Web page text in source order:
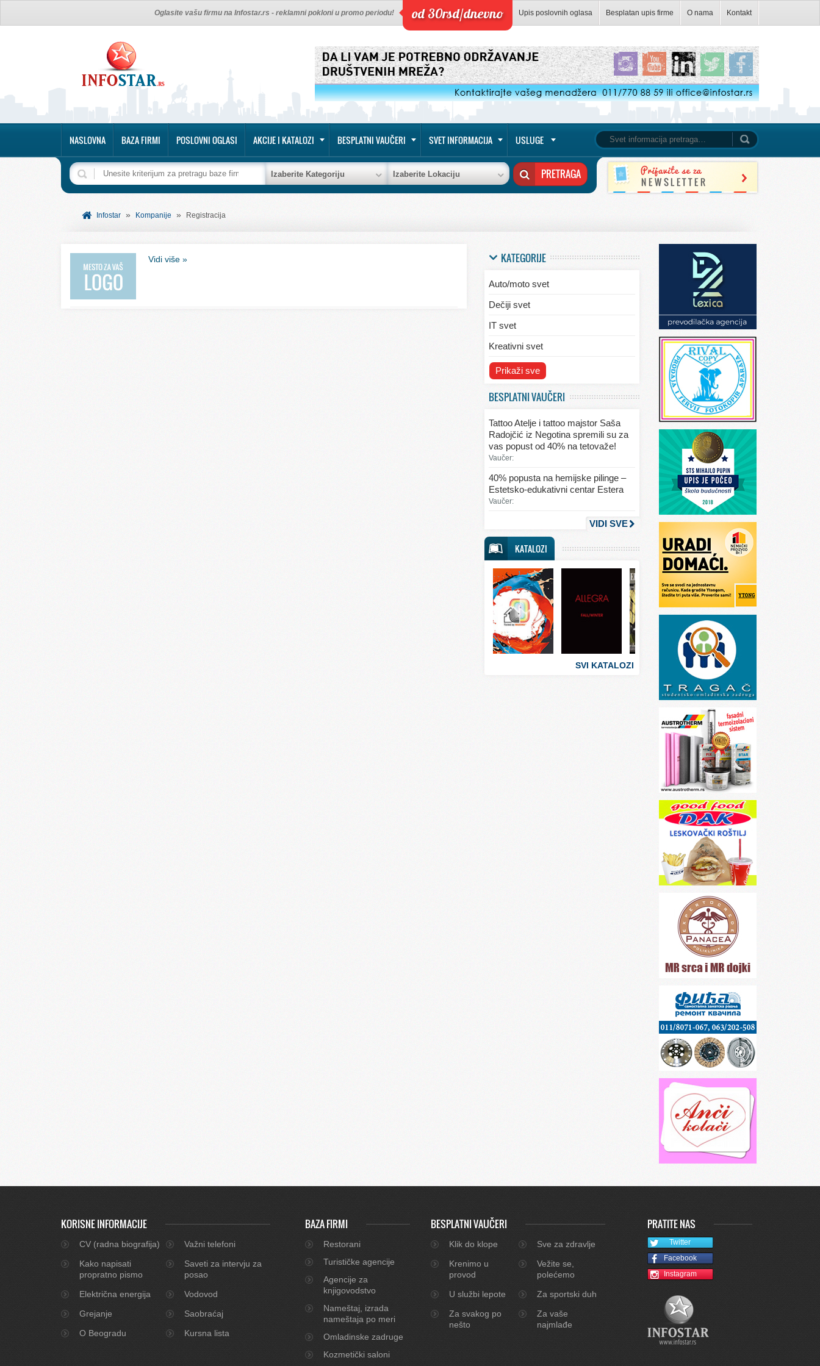
Upis poslovnih oglasa Besplatan upis firme O nama Kontakt
od 30rsd/dnevno
Oglasite vašu firmu na Infostar.rs - reklamni pokloni u promo periodu!
NASLOVNA BAZA FIRMI POSLOVNI OGLASI AKCIJE I KATALOZI BESPLATNI VAUČERI SVET INFORMACIJA USLUGE
Izaberite Kategoriju Izaberite Lokaciju
Infostar » Kompanije » Registracija
Vidi više » KATEGORIJE
Auto/moto svet
Dečiji svet
IT svet
Kreativni svet
Svet ekologije
Svet kulinarstva
Svet lepote
Svet mode
Svet sporta
Svet tehnike
Svet ugostiteljstva
Svet zabave i umetnosti
Svet zanimljivosti
Svet zdravlja
Prikaži sve
BESPLATNI VAUČERI
Tattoo Atelje i tattoo majstor Saša
Radojčić iz Negotina spremili su za
vas popust od 40% na tetovaže!
Vaučer:
40% popusta na hemijske pilinge –
Estetsko-edukativni centar Estera
Vaučer:
VIDI SVE
KATALOZI
SVI KATALOZI
KORISNE INFORMACIJE
CV (radna biografija)
Važni telefoni
Kako napisati
propratno pismo
Saveti za intervju za
posao
Električna energija
Vodovod
Grejanje
Saobraćaj
O Beogradu
Kursna lista
BAZA FIRMI
Restorani
Turističke agencije
Agencije za
knjigovodstvo
Nameštaj, izrada
nameštaja po meri
Omladinske zadruge
Kozmetički saloni
BESPLATNI VAUČERI
Klik do klope
Sve za zdravlje
Krenimo u
provod
Vežite se,
polećemo
U službi lepote
Za sportski duh
Za svakog po
nešto
Za vaše
najmlađe
PRATITE NAS
Twitter
Facebook
Instagram